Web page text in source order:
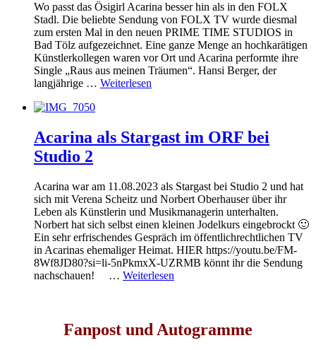
Wo passt das Ösigirl Acarina besser hin als in den FOLX
Stadl. Die beliebte Sendung von FOLX TV wurde diesmal
zum ersten Mal in den neuen PRIME TIME STUDIOS in
Bad Tölz aufgezeichnet. Eine ganze Menge an hochkarätigen
Künstlerkollegen waren vor Ort und Acarina performte ihre
Single „Raus aus meinen Träumen“. Hansi Berger, der
langjährige … Weiterlesen
Acarina als Stargast im ORF bei
Studio 2
Acarina war am 11.08.2023 als Stargast bei Studio 2 und hat
sich mit Verena Scheitz und Norbert Oberhauser über ihr
Leben als Künstlerin und Musikmanagerin unterhalten.
Norbert hat sich selbst einen kleinen Jodelkurs eingebrockt 🙂
Ein sehr erfrischendes Gespräch im öffentlichrechtlichen TV
in Acarinas ehemaliger Heimat. HIER https://youtu.be/FM-
8Wf8JD80?si=li-5nPkmxX-UZRMB könnt ihr die Sendung
nachschauen! … Weiterlesen
Fanpost und Autogramme